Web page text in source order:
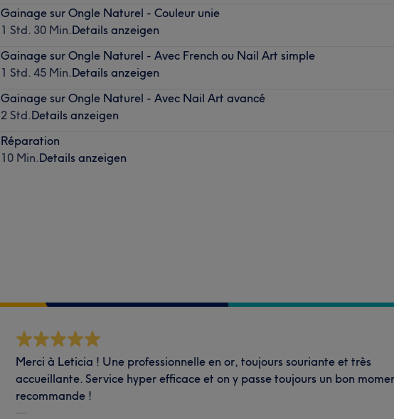
Gainage sur Ongle Naturel - Couleur unie
1 Std. 30 Min.Details anzeigen
Gainage sur Ongle Naturel - Avec French ou Nail Art simple
1 Std. 45 Min.Details anzeigen
Gainage sur Ongle Naturel - Avec Nail Art avancé
2 Std.Details anzeigen
Réparation
10 Min.Details anzeigen
Merci à Leticia ! Une professionnelle en or, toujours souriante et très
accueillante. Service hyper efficace et on y passe toujours un bon
recommande !